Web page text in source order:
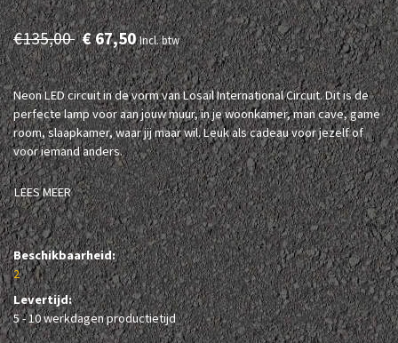
€135,00 € 67,50Incl. btw
Neon LED circuit in de vorm van Losail International Circuit. Dit is de
perfecte lamp voor aan jouw muur, in je woonkamer, man cave, game
room, slaapkamer, waar jij maar wil. Leuk als cadeau voor jezelf of
voor iemand anders.
LEES MEER
Beschikbaarheid:
2
Levertijd:
5 - 10 werkdagen productietijd